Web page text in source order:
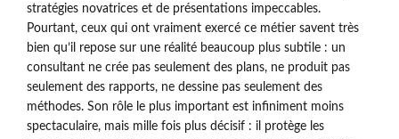
stratégies novatrices et de présentations impeccables.
Pourtant, ceux qui ont vraiment exercé ce métier savent très
bien qu’il repose sur une réalité beaucoup plus subtile : un
consultant ne crée pas seulement des plans, ne produit pas
seulement des rapports, ne dessine pas seulement des
méthodes. Son rôle le plus important est infiniment moins
spectaculaire, mais mille fois plus décisif : il protège les